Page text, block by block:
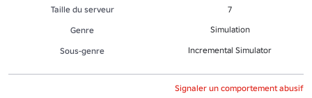
Taille du serveur
7
Genre
Simulation
Sous-genre Incremental Simulator
Signaler un comportement abusif